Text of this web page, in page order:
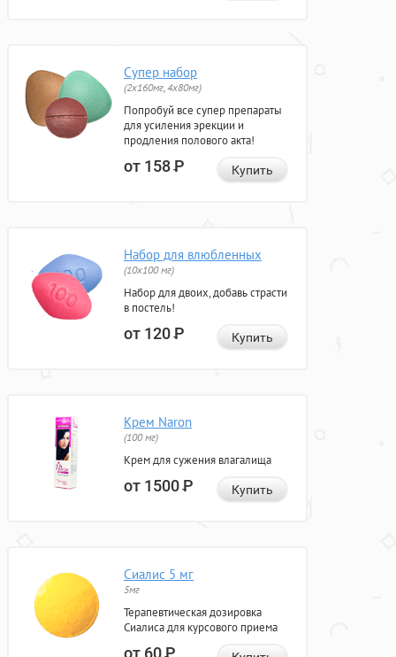
Супер набор
(2х160мг, 4х80мг)
Попробуй все супер препараты
для усиления эрекции и
продления полового акта!
от 158Р Купить
Набор для влюбленных
(10х100 мг)
Набор для двоих, добавь страсти
в постель!
от 120Р Купить
Крем Naron
(100 мг)
Крем для сужения влагалища
от 1500Р Купить
Сиалис 5 мг
5мг
Терапевтическая дозировка
Сиалиса для курсового приема